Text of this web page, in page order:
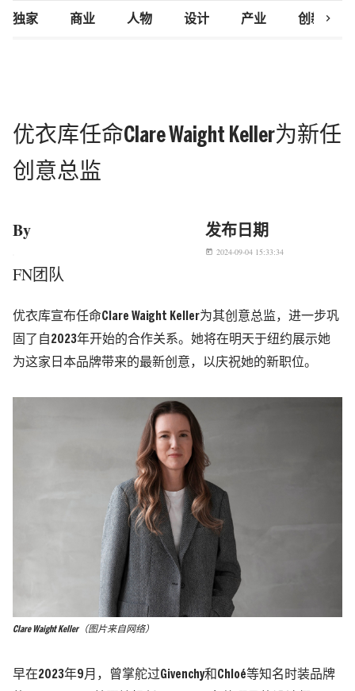
独家 商业 人物 设计 产业 创新研究
chevron_right
优衣库任命Clare Waight Keller为新任
创意总监
By
FN团队
发布日期
today 2024-09-04 15:33:34
优衣库宣布任命Clare Waight Keller为其创意总监，进一步巩
固了自2023年开始的合作关系。她将在明天于纽约展示她
为这家日本品牌带来的最新创意，以庆祝她的新职位。
Clare Waight Keller（图片来自网络）
早在2023年9月，曾掌舵过Givenchy和Chloé等知名时装品牌